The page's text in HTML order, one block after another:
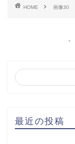
HOME 画像30
最近の投稿